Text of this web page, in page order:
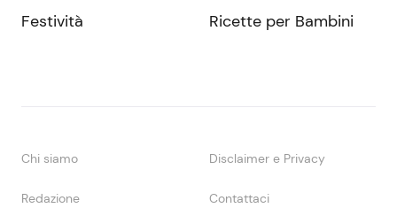
Festività Ricette per Bambini
Chi siamo Disclaimer e Privacy
Redazione Contattaci